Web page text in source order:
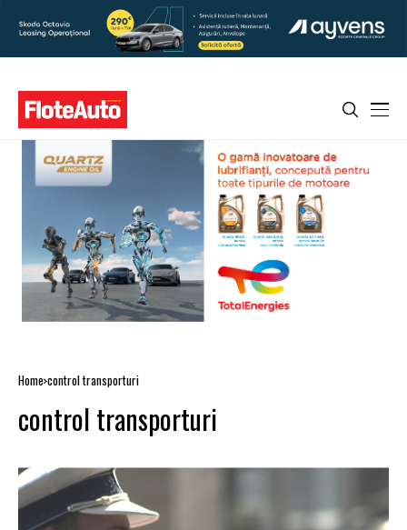
Home control transporturi
control transporturi